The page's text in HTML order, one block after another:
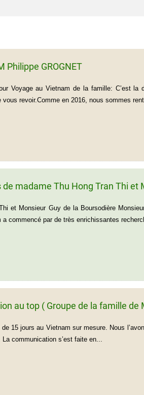
Philippe GROGNET
Voyage au Vietnam de la famille: C’est
revoir.Comme en 2016, nous sommes
madame Thu Hong Tran Thi et
et Monsieur Guy de la Boursodière
commencé par de très enrichissantes
au top ( Groupe de la famille de
15 jours au Vietnam sur mesure. Nous
communication s’est faite en...